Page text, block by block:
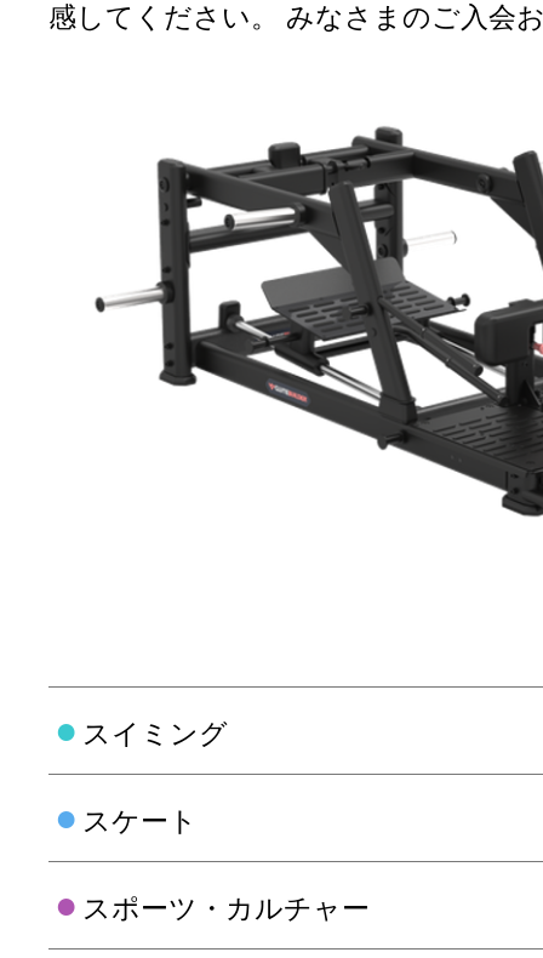
感してください。 みなさまのご入会